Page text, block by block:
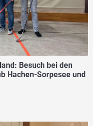
Besuch bei den
Hachen-Sorpesee und